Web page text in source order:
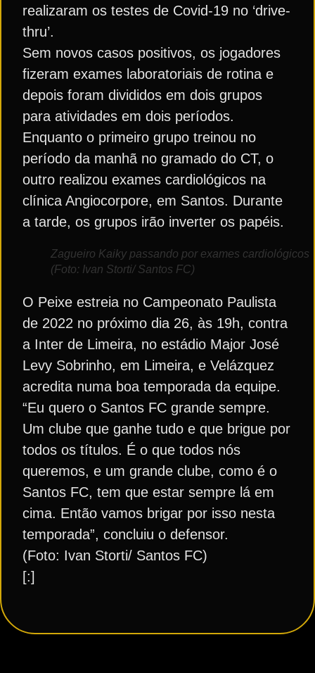
realizaram os testes de Covid-19 no ‘drive-
thru’.
Sem novos casos positivos, os jogadores
fizeram exames laboratoriais de rotina e
depois foram divididos em dois grupos
para atividades em dois períodos.
Enquanto o primeiro grupo treinou no
período da manhã no gramado do CT, o
outro realizou exames cardiológicos na
clínica Angiocorpore, em Santos. Durante
a tarde, os grupos irão inverter os papéis.
Zagueiro Kaiky passando por exames cardiológicos
(Foto: Ivan Storti/ Santos FC)
O Peixe estreia no Campeonato Paulista
de 2022 no próximo dia 26, às 19h, contra
a Inter de Limeira, no estádio Major José
Levy Sobrinho, em Limeira, e Velázquez
acredita numa boa temporada da equipe.
“Eu quero o Santos FC grande sempre.
Um clube que ganhe tudo e que brigue por
todos os títulos. É o que todos nós
queremos, e um grande clube, como é o
Santos FC, tem que estar sempre lá em
cima. Então vamos brigar por isso nesta
temporada”, concluiu o defensor.
(Foto: Ivan Storti/ Santos FC)
[:]